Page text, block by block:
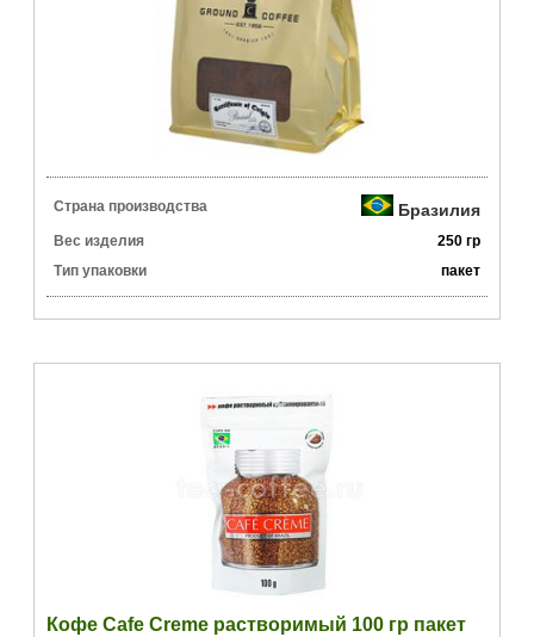
Страна производства Бразилия
Вес изделия
250 гр
Тип упаковки
пакет
Кофе Cafe Creme растворимый 100 гр пакет